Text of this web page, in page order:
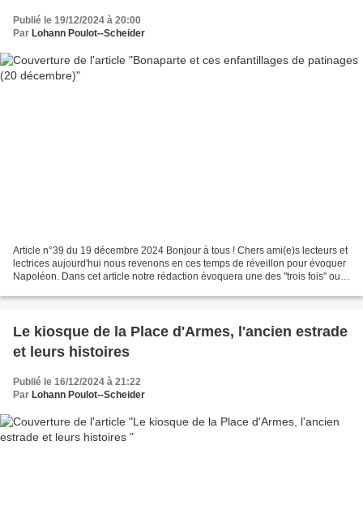
Publié le 19/12/2024 à 20:00
Par Lohann Poulot--Scheider
Article n°39 du 19 décembre 2024 Bonjour à tous ! Chers ami(e)s lecteurs et
lectrices aujourd'hui nous revenons en ces temps de réveillon pour évoquer
Napoléon. Dans cet article notre rédaction évoquera une des "trois fois" ou
Le kiosque de la Place d'Armes, l'ancien estrade
et leurs histoires
Publié le 16/12/2024 à 21:22
Par Lohann Poulot--Scheider